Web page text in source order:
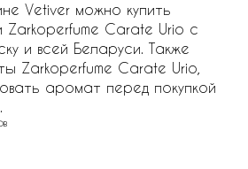
Vetiver можно купить
Zarkoperfume Carate Urio с
и всей Беларуси. Также
Zarkoperfume Carate Urio,
аромат перед покупкой